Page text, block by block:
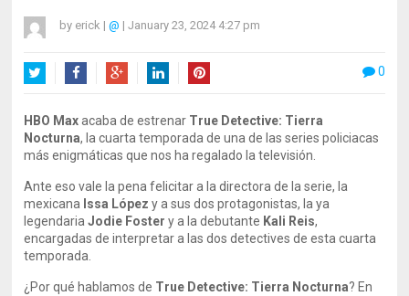
by erick | @ | January 23, 2024 4:27 pm
0
HBO Maxacaba de estrenar True Detective: Tierra
Nocturna, la cuarta temporada de una de las series policiacas
más enigmáticas que nos ha regalado la televisión.
Ante eso vale la pena felicitar a la directora de la serie, la
mexicana Issa López y a sus dos protagonistas, la ya
legendariaJodie Foster y a la debutante Kali Reis,
encargadas de interpretar a las dos detectives de esta cuarta
temporada.
¿Por qué hablamos de True Detective: Tierra Nocturna? En